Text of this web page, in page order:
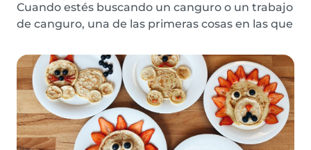
Cuando estés buscando un canguro o un trabajo
de canguro, una de las primeras cosas en las que
mejorar tu visibilidad, ¡debes ganar más
insignias!